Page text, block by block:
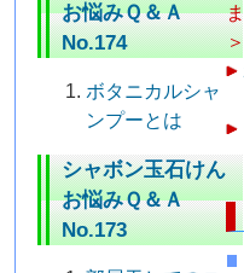
お悩みＱ＆Ａ
No.174
ボタニカルシャ
ンプーとは
シャボン玉石けん
お悩みＱ＆Ａ
No.173
＞